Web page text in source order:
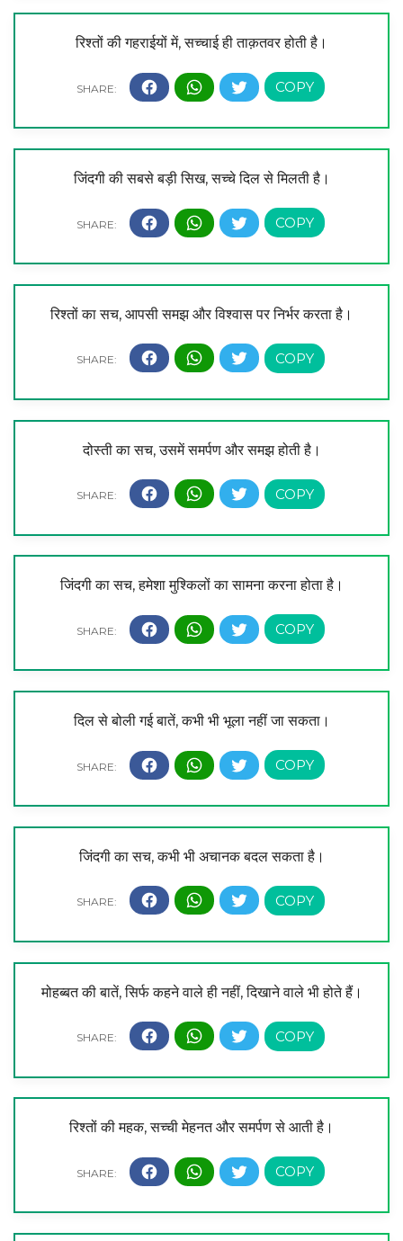
रिश्तों की गहराईयों में, सच्चाई ही ताक़तवर होती है।
जिंदगी की सबसे बड़ी सिख, सच्चे दिल से मिलती है।
रिश्तों का सच, आपसी समझ और विश्वास पर निर्भर करता है।
दोस्ती का सच, उसमें समर्पण और समझ होती है।
जिंदगी का सच, हमेशा मुश्किलों का सामना करना होता है।
दिल से बोली गई बातें, कभी भी भूला नहीं जा सकता।
जिंदगी का सच, कभी भी अचानक बदल सकता है।
मोहब्बत की बातें, सिर्फ कहने वाले ही नहीं, दिखाने वाले भी होते हैं।
रिश्तों की महक, सच्ची मेहनत और समर्पण से आती है।